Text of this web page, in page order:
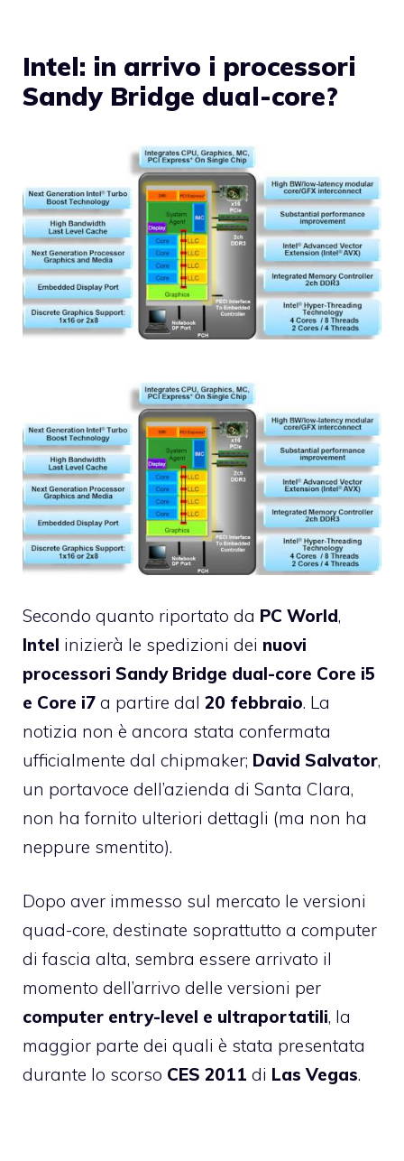
Intel: in arrivo i processori
Sandy Bridge dual-core?
Secondo quanto riportato da PC World,
Intel inizierà le spedizioni dei nuovi
processori Sandy Bridge dual-core Core i5
e Core i7 a partire dal 20 febbraio. La
notizia non è ancora stata confermata
ufficialmente dal chipmaker; David Salvator,
un portavoce dell’azienda di Santa Clara,
non ha fornito ulteriori dettagli (ma non ha
neppure smentito).
Dopo aver immesso sul mercato le versioni
quad-core, destinate soprattutto a computer
di fascia alta, sembra essere arrivato il
momento dell’arrivo delle versioni per
computer entry-level e ultraportatili, la
maggior parte dei quali è stata presentata
durante lo scorso CES 2011 di Las Vegas.